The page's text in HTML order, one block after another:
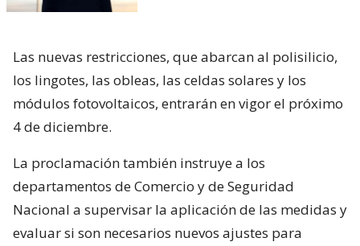
Las nuevas restricciones, que abarcan al polisilicio,
los lingotes, las obleas, las celdas solares y los
módulos fotovoltaicos, entrarán en vigor el próximo
4 de diciembre.
La proclamación también instruye a los
departamentos de Comercio y de Seguridad
Nacional a supervisar la aplicación de las medidas y
evaluar si son necesarios nuevos ajustes para